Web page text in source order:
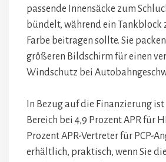
passende Innensäcke zum
bündelt, während ein Tankblock
Farbe beitragen sollte. Sie
größeren Bildschirm für einen
Windschutz bei
In Bezug auf die Finanzierung
Bereich bei 4,9 Prozent APR für
Prozent APR-Vertreter für PCP-
erhältlich, praktisch, wenn Sie